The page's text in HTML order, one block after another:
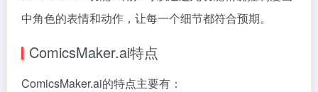
中角色的表情和动作，让每一个细节都符合预期。
ComicsMaker.ai特点
ComicsMaker.ai的特点主要有：